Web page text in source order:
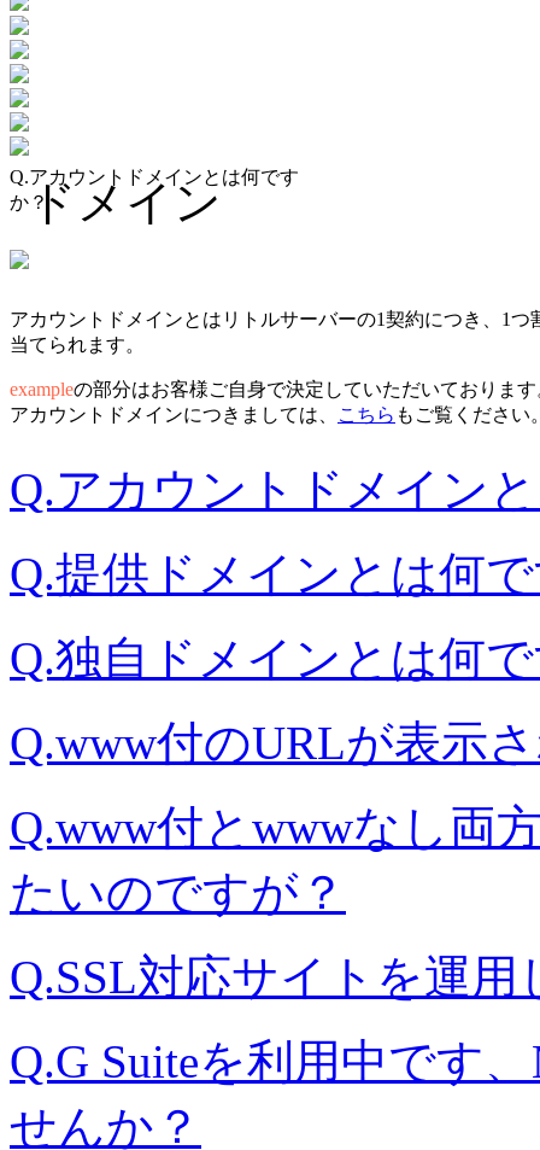
ドメイン
Q.アカウントドメインとは何です
か？
アカウントドメインとはリトルサーバーの1契約につき、1
当てられます。
exampleの部分はお客様ご自身で決定していただいております
アカウントドメインにつきましては、
こちら もご覧ください
Q.アカウントドメイン
Q.提供ドメインとは何
Q.独自ドメインとは何
Q.www付のURLが表示
Q.www付とwwwなし両
たいのですが？
Q.SSL対応サイトを運
Q.G Suiteを利用中です
せんか？